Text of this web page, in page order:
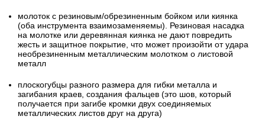
молоток с резиновым/обрезиненным бойком или киянка
(оба инструмента взаимозаменяемы). Резиновая насадка
на молотке или деревянная киянка не дают повредить
жесть и защитное покрытие, что может произойти от удара
необрезиненным металлическим молотком о листовой
металл
плоскогубцы разного размера для гибки металла и
загибания краев, создания фальцев (это шов, который
получается при загибе кромки двух соединяемых
металлических листов друг на друга)